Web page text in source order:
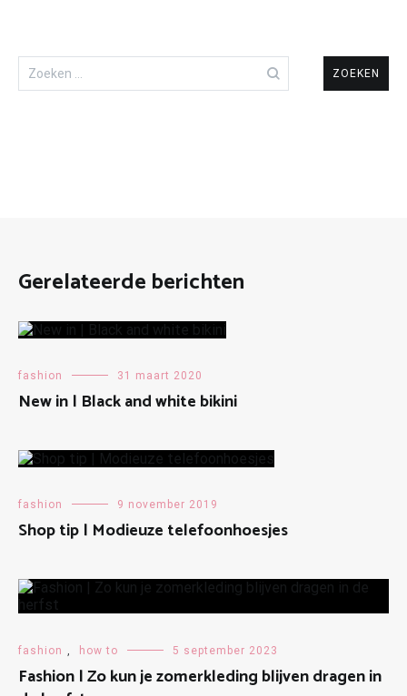
naar:
Gerelateerde berichten
fashion 31 maart 2020
New in | Black and white bikini
fashion 9 november 2019
Shop tip | Modieuze telefoonhoesjes
fashion how to 5 september 2023
Fashion | Zo kun je zomerkleding blijven dragen in